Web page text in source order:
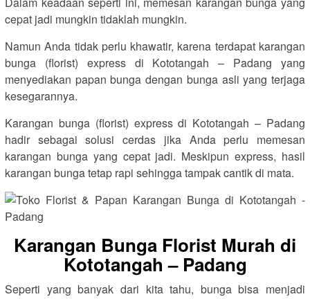
cepat jadi mungkin tidaklah mungkin.
Namun Anda tidak perlu khawatir, karena terdapat karangan
bunga (florist) express di Kototangah – Padang yang
menyediakan papan bunga dengan bunga asli yang terjaga
kesegarannya.
Karangan bunga (florist) express di Kototangah – Padang
hadir sebagai solusi cerdas jika Anda perlu memesan
karangan bunga yang cepat jadi. Meskipun express, hasil
karangan bunga tetap rapi sehingga tampak cantik di mata.
Karangan Bunga Florist Murah di
Kototangah – Padang
Seperti yang banyak dari kita tahu, bunga bisa menjadi